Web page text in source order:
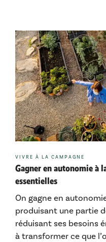
Gagner en autonomie à
essentielles
On gagne en
produisant une partie
réduisant ses besoins
à transformer ce que
Catégories
VIVRE À LA CAMPAGNE